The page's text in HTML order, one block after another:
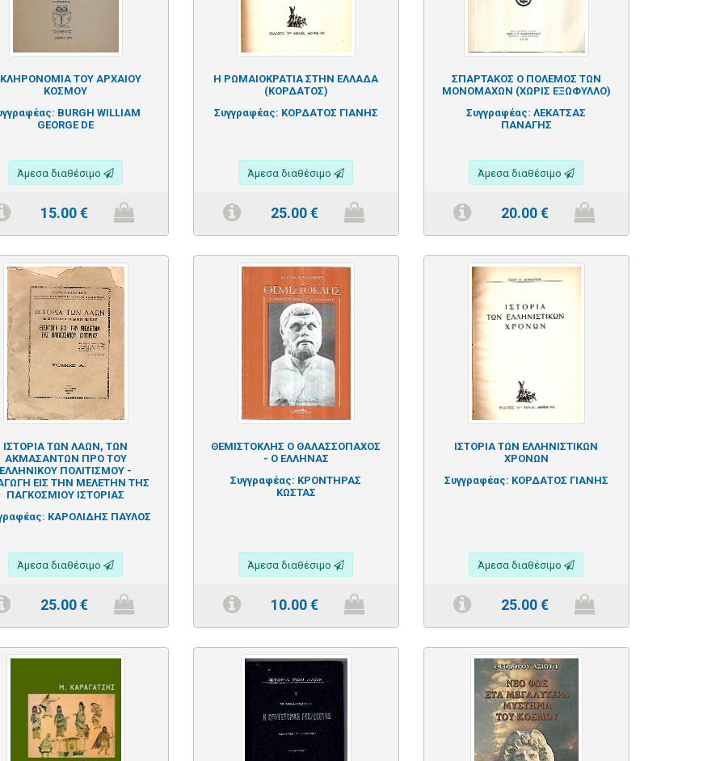
ΤΟΥ ΑΡΧΑΙΟΥ
ΚΟΣΜΟΥ
BURGH WILLIAM
GEORGE DE
Άμεσα διαθέσιμο
15.00€
Η ΡΩΜΑΙΟΚΡΑΤΙΑ ΣΤΗΝ ΕΛΛΑΔΑ
(ΚΟΡΔΑΤΟΣ)
Συγγραφέας: ΚΟΡΔΑΤΟΣ ΓΙΑΝΗΣ
Άμεσα διαθέσιμο
25.00€
ΣΠΑΡΤΑΚΟΣ Ο ΠΟΛΕΜΟΣ ΤΩΝ
ΜΟΝΟΜΑΧΩΝ (ΧΩΡΙΣ ΕΞΩΦΥΛΛΟ)
Συγγραφέας:ΛΕΚΑΤΣΑΣ
ΠΑΝΑΓΗΣ
Άμεσα διαθέσιμο
20.00€
ΙΣΤΟΡΙΑ ΤΩΝ ΛΑΩΝ, ΤΩΝ
ΑΚΜΑΣΑΝΤΩΝ ΠΡΟ ΤΟΥ
ΕΛΛΗΝΙΚΟΥ ΠΟΛΙΤΙΣΜΟΥ -
ΕΙΣ ΤΗΝ ΜΕΛΕΤΗΝ ΤΗΣ
ΠΑΓΚΟΣΜΙΟΥ ΙΣΤΟΡΙΑΣ
ΚΑΡΟΛΙΔΗΣ ΠΑΥΛΟΣ
Άμεσα διαθέσιμο
25.00€
ΘΕΜΙΣΤΟΚΛΗΣ Ο ΘΑΛΑΣΣΟΠΑΧΟΣ
- Ο ΕΛΛΗΝΑΣ
Συγγραφέας: ΚΡΟΝΤΗΡΑΣ
ΚΩΣΤΑΣ
Άμεσα διαθέσιμο
10.00€
ΙΣΤΟΡΙΑ ΤΩΝ ΕΛΛΗΝΙΣΤΙΚΩΝ
ΧΡΟΝΩΝ
Συγγραφέας: ΚΟΡΔΑΤΟΣ ΓΙΑΝΗΣ
Άμεσα διαθέσιμο
25.00€